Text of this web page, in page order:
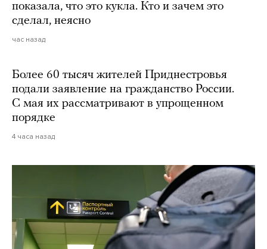
показала, что это кукла. Кто и зачем это
сделал, неясно
час назад
Более 60 тысяч жителей Приднестровья
подали заявление на гражданство России.
С мая их рассматривают в упрощенном
порядке
4 часа назад